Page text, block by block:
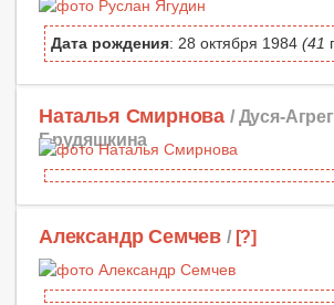
Дата рождения: 28 октября 1984 (41
Наталья Смирнова / Дуся-
Брудяшкина
Александр Семчев / [?]